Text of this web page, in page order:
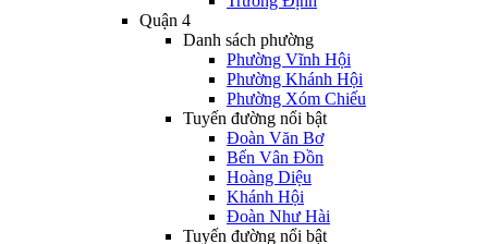
Quận 4
Danh sách phường
Phường Vĩnh Hội
Phường Khánh Hội
Phường Xóm Chiếu
Tuyến đường nổi bật
Đoàn Văn Bơ
Bến Vân Đồn
Hoàng Diệu
Khánh Hội
Đoàn Như Hài
Tuyến đường nổi bật